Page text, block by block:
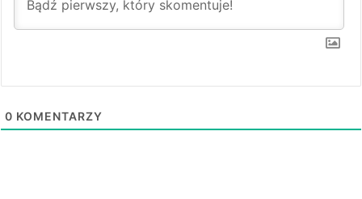
0 KOMENTARZY